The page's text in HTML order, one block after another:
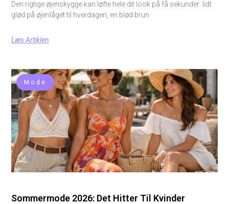
Den rigtige øjenskygge kan løfte hele dit look på få sekunder: lidt
glød på øjenlåget til hverdagen, en blød brun
Læs Artiklen
Mode
Sommermode 2026: Det Hitter Til Kvinder